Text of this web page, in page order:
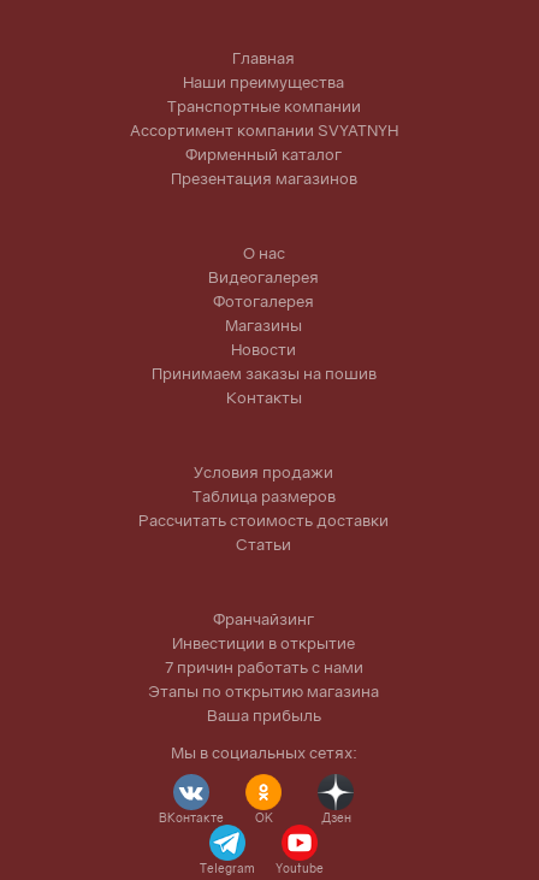
Главная
Наши преимущества
Транспортные компании
Ассортимент компании SVYATNYH
Фирменный каталог
Презентация магазинов
О нас
Видеогалерея
Фотогалерея
Магазины
Новости
Принимаем заказы на пошив
Контакты
Условия продажи
Таблица размеров
Рассчитать стоимость доставки
Статьи
Франчайзинг
Инвестиции в открытие
7 причин работать с нами
Этапы по открытию магазина
Ваша прибыль
Мы в социальных сетях:
ВКонтакте OK Дзен
Telegram Youtube